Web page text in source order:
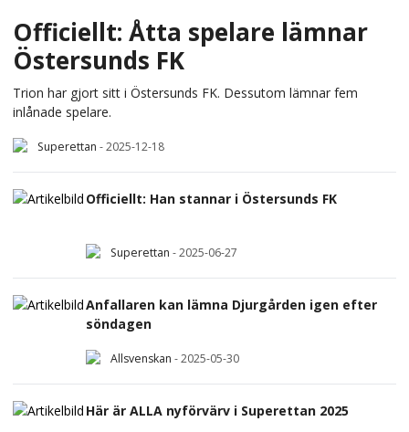
Officiellt: Åtta spelare lämnar
Östersunds FK
Trion har gjort sitt i Östersunds FK. Dessutom lämnar fem
inlånade spelare.
Superettan -2025-12-18
Officiellt: Han stannar i Östersunds FK
Superettan -2025-06-27
Anfallaren kan lämna Djurgården igen efter
söndagen
Allsvenskan -2025-05-30
Här är ALLA nyförvärv i Superettan 2025